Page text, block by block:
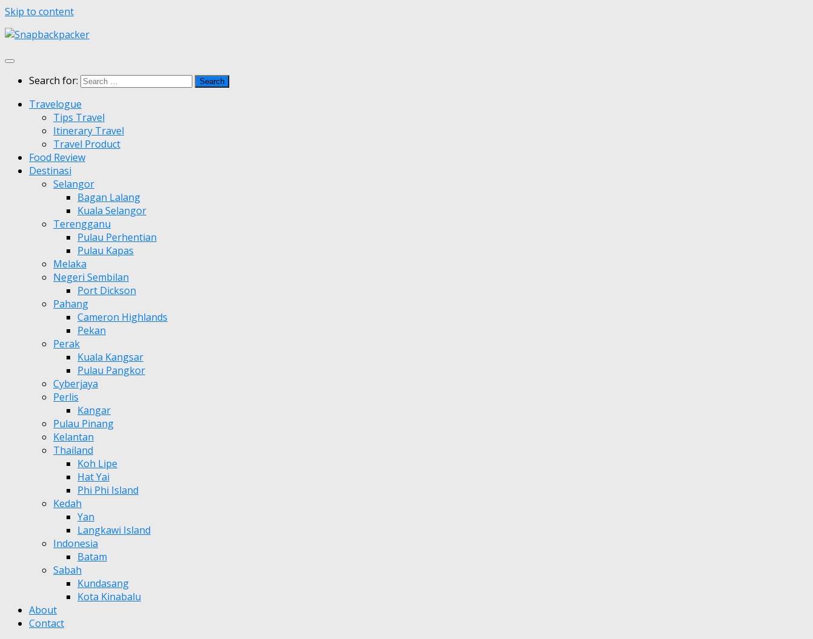
Skip to content
Search for:
Travelogue
Tips Travel
Itinerary Travel
Travel Product
Food Review
Destinasi
Selangor
Bagan Lalang
Kuala Selangor
Terengganu
Pulau Perhentian
Pulau Kapas
Melaka
Negeri Sembilan
Port Dickson
Pahang
Cameron Highlands
Pekan
Perak
Kuala Kangsar
Pulau Pangkor
Cyberjaya
Perlis
Kangar
Pulau Pinang
Kelantan
Thailand
Koh Lipe
Hat Yai
Phi Phi Island
Kedah
Yan
Langkawi Island
Indonesia
Batam
Sabah
Kundasang
Kota Kinabalu
About
Contact